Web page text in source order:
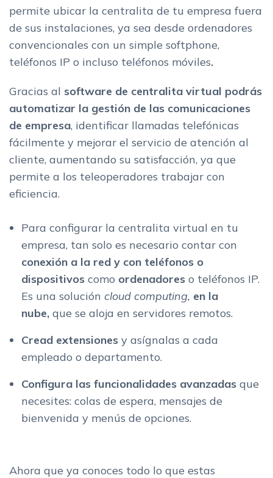
empresas
Tipos de centralita telefonica: virtual y fisica
Centralita telefonica virtual
Centralita tradicional fisica
permite ubicar la centralita de tu empresa fuera
de sus instalaciones, ya sea desde ordenadores
convencionales con un simple softphone,
teléfonos IP o incluso teléfonos móviles.
Gracias al software de centralita virtual podrás
automatizar la gestión de las comunicaciones
de empresa, identificar llamadas telefónicas
fácilmente y mejorar el servicio de atención al
cliente, aumentando su satisfacción, ya que
permite a los teleoperadores trabajar con
eficiencia.
Para configurar la centralita virtual en tu
empresa, tan solo es necesario contar con
conexión a la red y con teléfonos o
dispositivos como ordenadores o teléfonos IP.
Es una solución cloud computing, en la
nube, que se aloja en servidores remotos.
Cread extensiones y asígnalas a cada
empleado o departamento.
Configura las funcionalidades avanzadas que
necesites: colas de espera, mensajes de
bienvenida y menús de opciones.
Ahora que ya conoces todo lo que estas